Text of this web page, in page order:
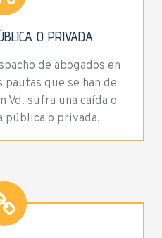
O PRIVADA
de abogados en
pautas que se han de
Vd. sufra una caída o
pública o privada.